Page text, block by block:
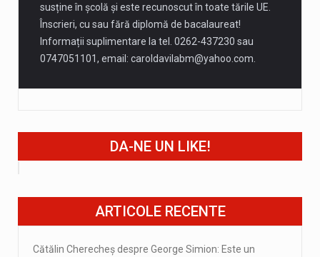
susține în școlă și este recunoscut în toate tările UE.
Înscrieri, cu sau fără diplomă de bacalaureat!
Informații suplimentare la tel. 0262-437230 sau
0747051101, email: caroldavilabm@yahoo.com
DA-NE UN LIKE!
ARTICOLE RECENTE
Cătălin Cherecheș despre George Simion: Este un